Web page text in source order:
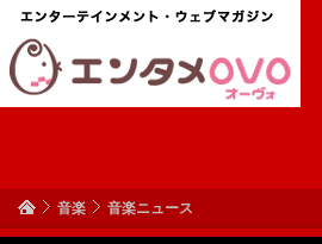
音楽 音楽ニュース